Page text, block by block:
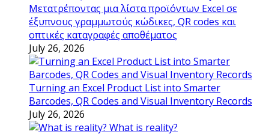
Μετατρέποντας μια λίστα προϊόντων Excel σε
έξυπνους γραμμωτούς κώδικες, QR codes και
οπτικές καταγραφές αποθέματος
July 26, 2026
Turning an Excel Product List into Smarter
Barcodes, QR Codes and Visual Inventory Records
July 26, 2026
What is reality?